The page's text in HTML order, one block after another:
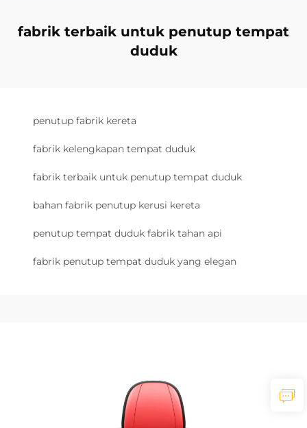
fabrik terbaik untuk penutup tempat
duduk
penutup fabrik kereta
fabrik kelengkapan tempat duduk
fabrik terbaik untuk penutup tempat duduk
bahan fabrik penutup kerusi kereta
penutup tempat duduk fabrik tahan api
fabrik penutup tempat duduk yang elegan